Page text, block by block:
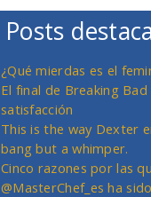
Posts
¿Qué mierdas es el
El final de Breaking
satisfacción
This is the way Dexter
bang but a whimper.
Cinco razones por las
@MasterChef_es ha